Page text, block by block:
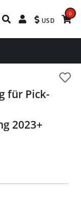
USD
0
für Pick-
2023+